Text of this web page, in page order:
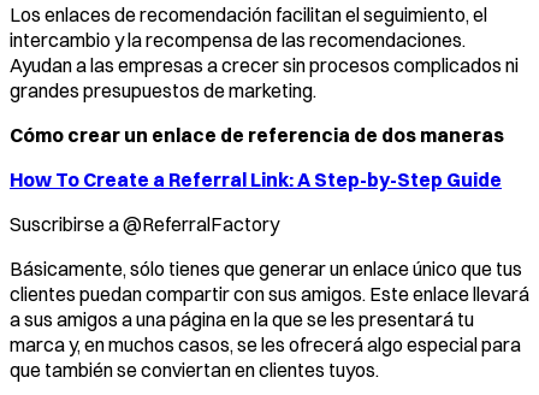
Los enlaces de recomendación facilitan el seguimiento, el
intercambio y la recompensa de las recomendaciones.
Ayudan a las empresas a crecer sin procesos complicados ni
grandes presupuestos de marketing.
Cómo crear un enlace de referencia de dos maneras
How To Create a Referral Link: A Step-by-Step Guide
Suscribirse a @ReferralFactory
Básicamente, sólo tienes que generar un enlace único que tus
clientes puedan compartir con sus amigos. Este enlace llevará
a sus amigos a una página en la que se les presentará tu
marca y, en muchos casos, se les ofrecerá algo especial para
que también se conviertan en clientes tuyos.